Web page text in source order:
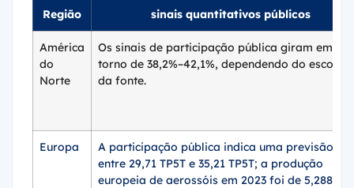
Região sinais quantitativos públicos
América
do
Norte
Os sinais de participação pública giram em
torno de 38,2%–42,1%, dependendo do escopo
da fonte.
Europa
A participação pública indica uma previsão
entre 29,71 TP5T e 35,21 TP5T; a produção
europeia de aerossóis em 2023 foi de 5,288